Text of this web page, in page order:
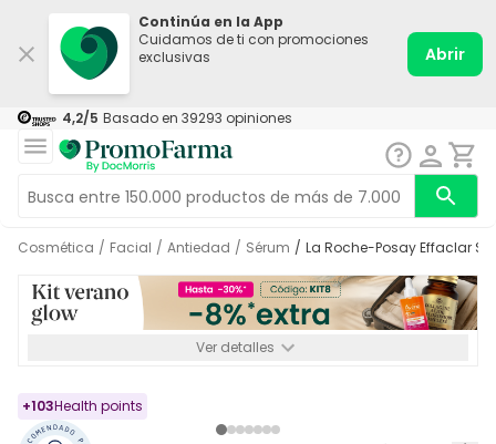
Continúa en la App
Cuidamos de ti con promociones
exclusivas
Abrir
4,2/5 Basado en 39293 opiniones
Cosmética / Facial / Antiedad / Sérum / La Roche-Posay Effaclar
Ver detalles
+103Health points